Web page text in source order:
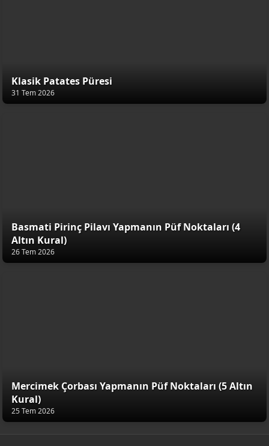
Klasik Patates Püresi
31 Tem 2026
Basmati Pirinç Pilavı Yapmanın Püf Noktaları (4
Altın Kural)
26 Tem 2026
Mercimek Çorbası Yapmanın Püf Noktaları (5 Altın
Kural)
25 Tem 2026